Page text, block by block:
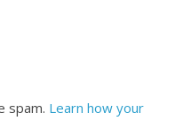
spam. Learn how your